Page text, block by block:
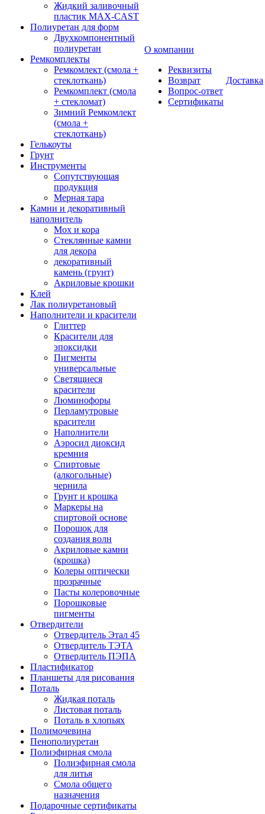
Жидкий заливочный
пластик MAX-CAST
Полиуретан для форм
Двухкомпонентный
полиуретан
Ремкомплекты
Ремкомлект (смола +
стеклоткань)
Ремкомплект (смола
+ стекломат)
Зимний Ремкомлект
(смола +
стеклоткань)
Гелькоуты
Грунт
Инструменты
Сопутствующая
продукция
Мерная тара
Камни и декоративный
наполнитель
Мох и кора
Стеклянные камни
для декора
декоративный
камень (грунт)
Акриловые крошки
Клей
Лак полиуретановый
Наполнители и красители
Глиттер
Красители для
эпоксидки
Пигменты
универсальные
Светящиеся
красители
Люминофоры
Перламутровые
красители
Наполнители
Аэросил диоксид
кремния
Спиртовые
(алкогольные)
чернила
Грунт и крошка
Маркеры на
спиртовой основе
Порошок для
создания волн
Акриловые камни
(крошка)
Колеры оптически
прозрачные
Пасты колеровочные
Порошковые
пигменты
Отвердители
Отвердитель Этал 45
Отвердитель ТЭТА
Отвердитель ПЭПА
Пластификатор
Планшеты для рисования
Поталь
Жидкая поталь
Листовая поталь
Поталь в хлопьях
Полимочевина
Пенополиуретан
Полиэфирная смола
Полиэфирная смола
для литья
Смола общего
назначения
Подарочные сертификаты
О компании
Реквизиты
Возврат
Вопрос-ответ
Сертификаты
Доставка